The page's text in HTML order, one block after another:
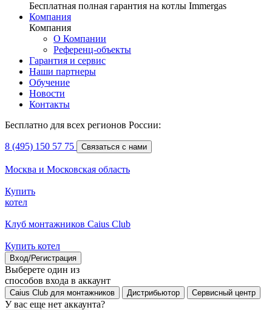
Бесплатная полная гарантия на котлы Immergas
Компания
Компания
О Компании
Референц-объекты
Гарантия и сервис
Наши партнеры
Обучение
Новости
Контакты
Бесплатно для всех регионов России:
8 (495) 150 57 75 Связаться с нами
Москва и Московская область
Купить
котел
Клуб монтажников Caius Club
Купить котел
Вход/Регистрация
Выберете один из
способов входа в аккаунт
Caius Club для монтажников Дистрибьютор Сервисный центр
У вас еще нет аккаунта?